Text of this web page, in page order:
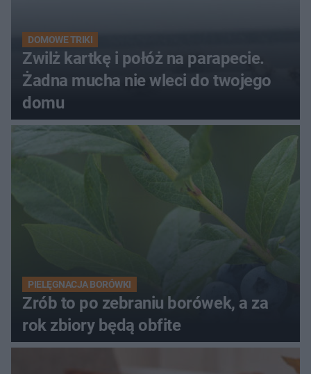
DOMOWE TRIKI
Zwilż kartkę i połóż na parapecie.
Żadna mucha nie wleci do twojego
domu
PIELĘGNACJA BORÓWKI
Zrób to po zebraniu borówek, a za
rok zbiory będą obfite